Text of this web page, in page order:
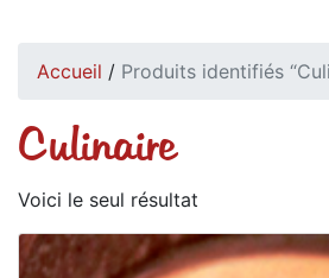
Accueil / Produits identifiés
Culinaire
Voici le seul résultat